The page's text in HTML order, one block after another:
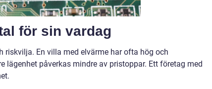
för sin vardag
riskvilja. En villa med elvärme har ofta hög och
lägenhet påverkas mindre av pristoppar. Ett företag med